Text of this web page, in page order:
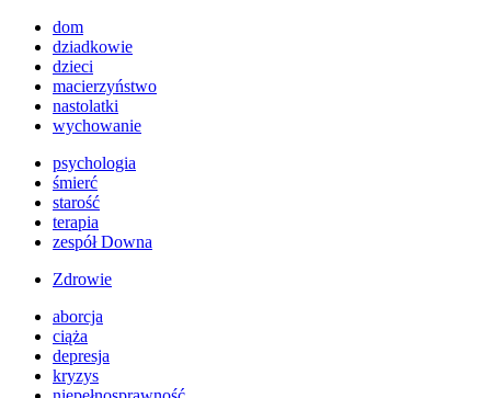
dom
dziadkowie
dzieci
macierzyństwo
nastolatki
wychowanie
psychologia
śmierć
starość
terapia
zespół Downa
Zdrowie
aborcja
ciąża
depresja
kryzys